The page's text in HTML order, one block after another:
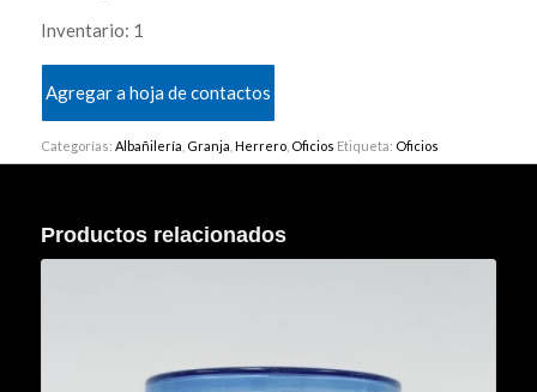
Inventario: 1
Agregar a hoja de contactos
Categorías: Albañilería Granja Herrero, Oficios Etiqueta: Oficios
Productos relacionados